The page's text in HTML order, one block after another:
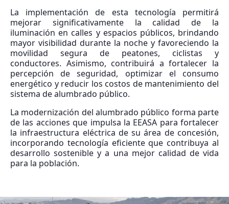
La implementación de esta tecnología permitirá
mejorar significativamente la calidad de la
iluminación en calles y espacios públicos, brindando
mayor visibilidad durante la noche y favoreciendo la
movilidad segura de peatones, ciclistas y
conductores. Asimismo, contribuirá a fortalecer la
percepción de seguridad, optimizar el consumo
energético y reducir los costos de mantenimiento del
sistema de alumbrado público.
La modernización del alumbrado público forma parte
de las acciones que impulsa la EEASA para fortalecer
la infraestructura eléctrica de su área de concesión,
incorporando tecnología eficiente que contribuya al
desarrollo sostenible y a una mejor calidad de vida
para la población.